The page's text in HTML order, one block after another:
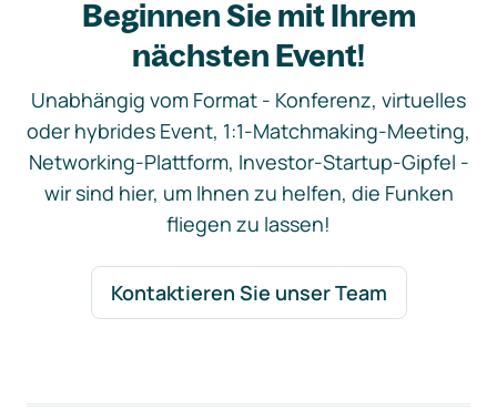
Beginnen Sie mit Ihrem
nächsten Event!
Unabhängig vom Format - Konferenz, virtuelles
oder hybrides Event, 1:1-Matchmaking-Meeting,
Networking-Plattform, Investor-Startup-Gipfel -
wir sind hier, um Ihnen zu helfen, die Funken
fliegen zu lassen!
Kontaktieren Sie unser Team